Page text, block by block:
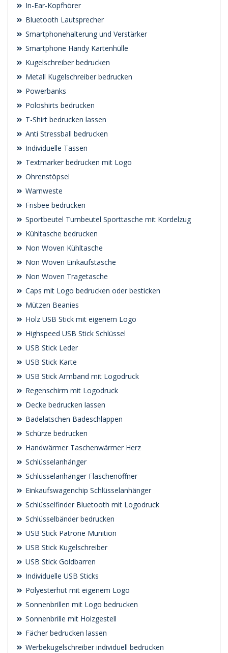
In-Ear-Kopfhörer
Bluetooth Lautsprecher
Smartphonehalterung und Verstärker
Smartphone Handy Kartenhülle
Kugelschreiber bedrucken
Metall Kugelschreiber bedrucken
Powerbanks
Poloshirts bedrucken
T-Shirt bedrucken lassen
Anti Stressball bedrucken
Individuelle Tassen
Textmarker bedrucken mit Logo
Ohrenstöpsel
Warnweste
Frisbee bedrucken
Sportbeutel Turnbeutel Sporttasche mit Kordelzug
Kühltasche bedrucken
Non Woven Kühltasche
Non Woven Einkaufstasche
Non Woven Tragetasche
Caps mit Logo bedrucken oder besticken
Mützen Beanies
Holz USB Stick mit eigenem Logo
Highspeed USB Stick Schlüssel
USB Stick Leder
USB Stick Karte
USB Stick Armband mit Logodruck
Regenschirm mit Logodruck
Decke bedrucken lassen
Badelatschen Badeschlappen
Schürze bedrucken
Handwärmer Taschenwärmer Herz
Schlüsselanhänger
Schlüsselanhänger Flaschenöffner
Einkaufswagenchip Schlüsselanhänger
Schlüsselfinder Bluetooth mit Logodruck
Schlüsselbänder bedrucken
USB Stick Patrone Munition
USB Stick Kugelschreiber
USB Stick Goldbarren
Individuelle USB Sticks
Polyesterhut mit eigenem Logo
Sonnenbrillen mit Logo bedrucken
Sonnenbrille mit Holzgestell
Fächer bedrucken lassen
Werbekugelschreiber individuell bedrucken